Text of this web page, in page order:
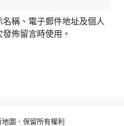
稱、電子郵件地址及個人
佈留言時使用。
圖．保留所有權利